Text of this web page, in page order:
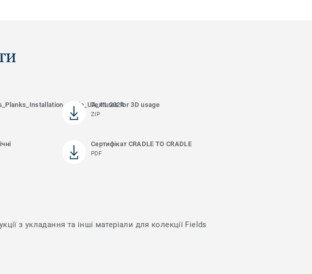
Textures for 3D usage
ZIP
Сертифікат CRADLE TO CRADLE
PDF
з укладання та інші матеріали для колекції Fields